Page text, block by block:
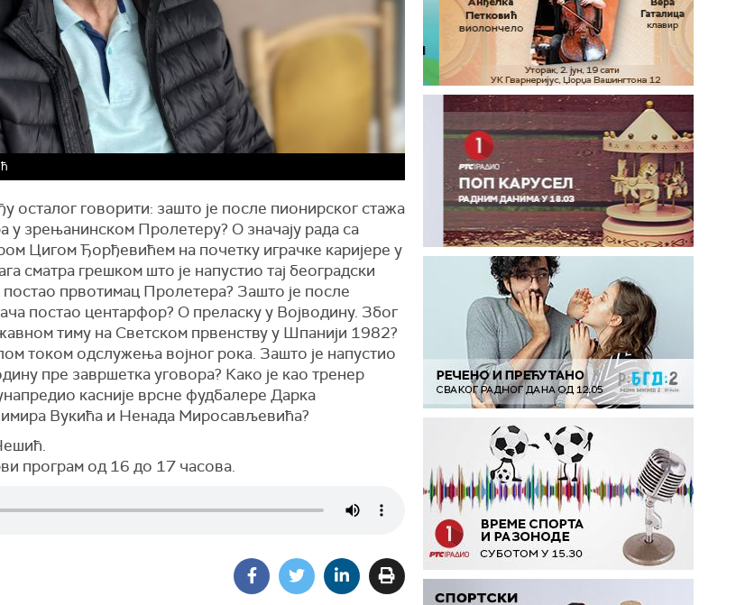
осталог говорити: зашто је после пионирског стажа
у зрењанинском Пролетеру? О значају рада са
Цигом Ђорђевићем на почетку играчке каријере у
сматра грешком што је напустио тај београдски
постао првотимац Пролетера? Зашто је после
постао центарфор? О преласку у Војводину. Због
тиму на Светском првенству у Шпанији 1982?
током одслужења војног рока. Зашто је напустио
пре завршетка уговора? Како је као тренер
касније врсне фудбалере Дарка
Вукића и Ненада Миросављевића?
програм од 16 до 17 часова.